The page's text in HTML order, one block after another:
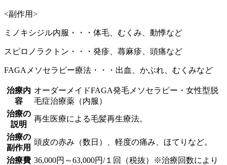
<副作用>
ミノキシジル内服・・・体毛、むくみ、動悸など
スピロノラクトン・・・発疹、蕁麻疹、頭痛など
FAGAメソセラピー療法・・・出血、かぶれ、むくみなど
治療内
容
オーダーメイドFAGA発毛メソセラピー・女性型脱
毛症治療薬（内服）
治療の
説明
再生医療による毛髪再生療法。
治療の
副作用
頭皮の赤み（数日）、軽度の痛み、ほてりなど。
治療費 36,000円～63,000円/１回（税抜）※治療回数により